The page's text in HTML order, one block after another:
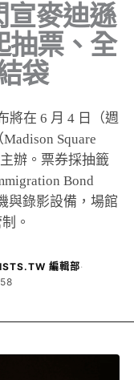
宣麥迪遜
抽票、全
袋
將在 6 月 4 日（週
Square
辦。票券採抽籤
Bond
與錄影設備，場館
。
編輯部·